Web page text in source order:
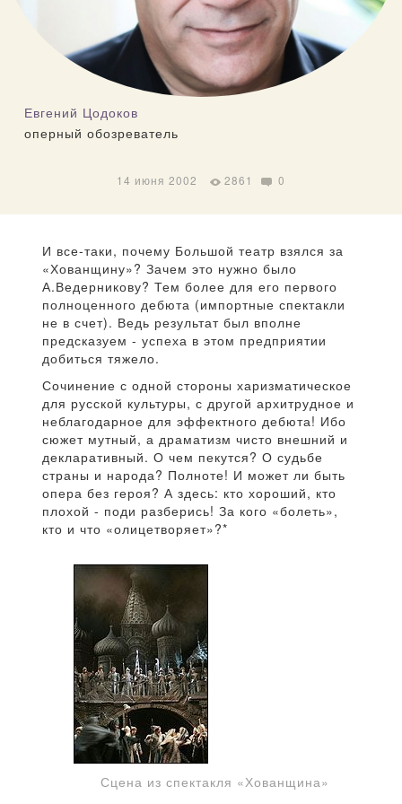
Евгений Цодоков
оперный обозреватель
14 июня 2002 2861 0
И все-таки, почему Большой театр взялся за
«Хованщину»? Зачем это нужно было
А.Ведерникову? Тем более для его первого
полноценного дебюта (импортные спектакли
не в счет). Ведь результат был вполне
предсказуем - успеха в этом предприятии
добиться тяжело.
Сочинение с одной стороны харизматическое
для русской культуры, с другой архитрудное и
неблагодарное для эффектного дебюта! Ибо
сюжет мутный, а драматизм чисто внешний и
декларативный. О чем пекутся? О судьбе
страны и народа? Полноте! И может ли быть
опера без героя? А здесь: кто хороший, кто
плохой - поди разберись! За кого «болеть»,
кто и что «олицетворяет»?*
Сцена из спектакля «Хованщина»